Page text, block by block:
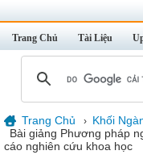
Trang Chủ Tài Liệu
Trang Chủ › Khối
Bài giảng Phương pháp
cáo nghiên cứu khoa học